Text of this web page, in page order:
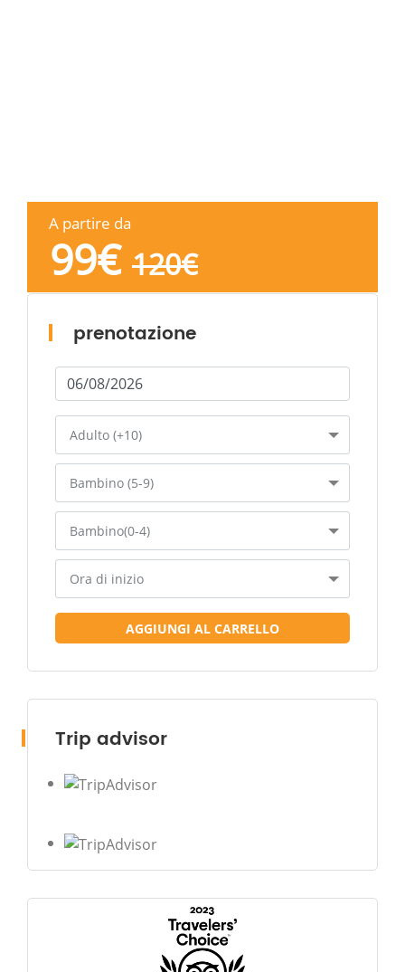
A partire da
99€ 120€
prenotazione
Adulto (+10)
Bambino (5-9)
Bambino(0-4)
Ora di inizio
AGGIUNGI AL CARRELLO
Trip advisor